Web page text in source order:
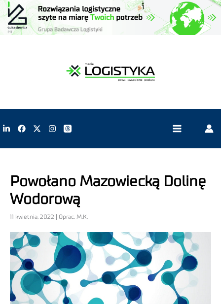
Powołano Mazowiecką Dolinę
Wodorową
11 kwietnia, 2022 | Oprac. M.K.